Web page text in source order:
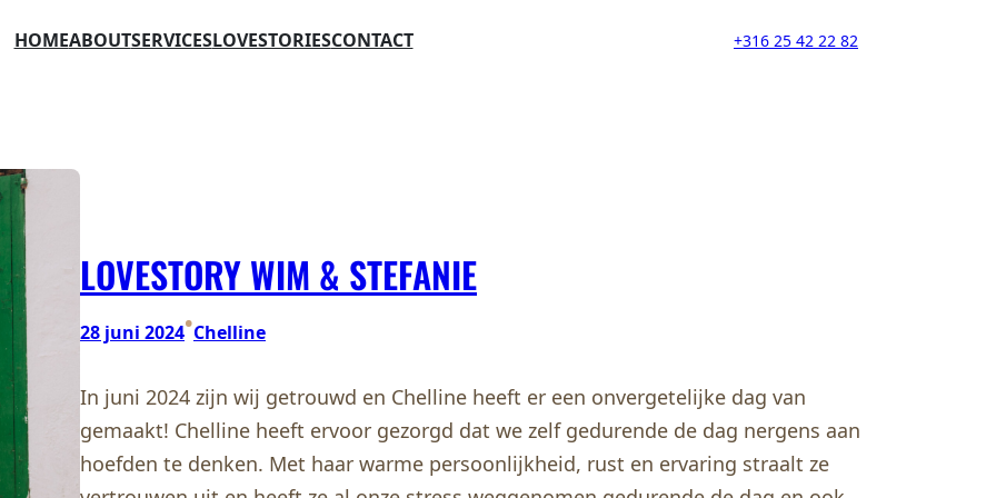
HOMEABOUTSERVICESLOVESTORIESCONTACT +316 25 42 22 82
LOVESTORY WIM & STEFANIE
28 juni 2024•Chelline
In juni 2024 zijn wij getrouwd en Chelline heeft er een onvergetelijke dag van
gemaakt! Chelline heeft ervoor gezorgd dat we zelf gedurende de dag nergens aan
hoefden te denken. Met haar warme persoonlijkheid, rust en ervaring straalt ze